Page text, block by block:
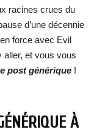
racines crues du
d’une décennie
force avec Evil
aller, et vous vous
post générique !
À